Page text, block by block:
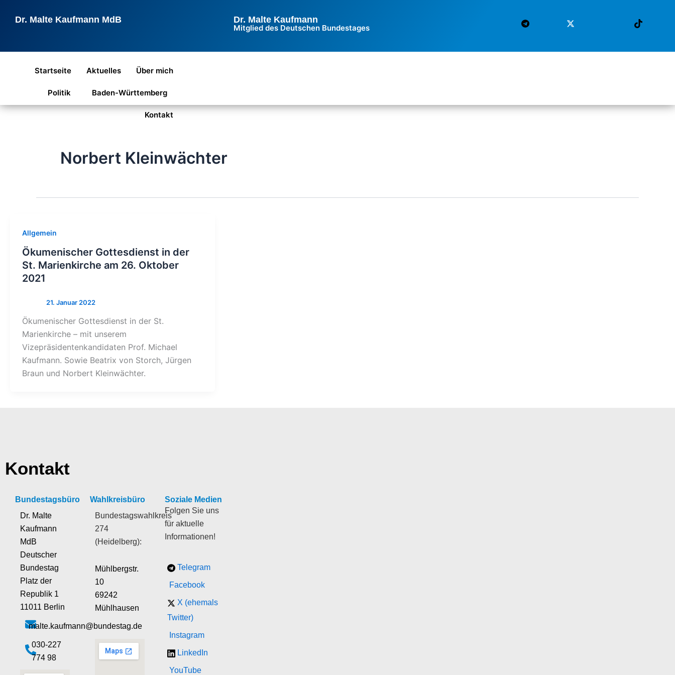
InhaltDr. Malte Kaufmann MdB Dr. Malte Kaufmann
Mitglied des Deutschen Bundestages
Startseite Aktuelles Über mich
Politik Baden-Württemberg
Kontakt
Norbert Kleinwächter
Allgemein
Ökumenischer Gottesdienst in der
St. Marienkirche am 26. Oktober
2021
Ökumenischer Gottesdienst in der St.
Marienkirche – mit unserem
Vizepräsidentenkandidaten Prof. Michael
Kaufmann. Sowie Beatrix von Storch, Jürgen
Braun und Norbert Kleinwächter.
Kontakt
Bundestagsbüro
Dr. Malte
Kaufmann
MdB
Deutscher
Bundestag
Platz der
Republik 1
11011 Berlin
malte.kaufmann@bundestag.de
‭030-227
774 98‬
Wahlkreisbüro
Bundestagswahlkreis
274
(Heidelberg):
Mühlbergstr.
10
69242
Mühlhausen
Soziale Medien
Folgen Sie uns
für aktuelle
Informationen!
Telegram
Facebook
X (ehemals
Twitter)
Instagram
LinkedIn
YouTube